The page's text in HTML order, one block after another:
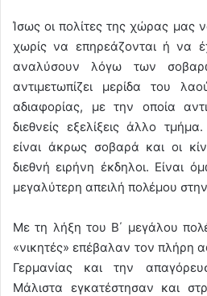
Ίσως οι πολίτες της χώρας μας
χωρίς να επηρεάζονται ή να
αναλύσουν λόγω των
αντιμετωπίζει μερίδα του
αδιαφορίας, με την οποία
διεθνείς εξελίξεις άλλο
είναι άκρως σοβαρά και οι
διεθνή ειρήνη έκδηλοι. Είναι
μεγαλύτερη απειλή πολέμου
Με τη λήξη του Β΄ μεγάλου
«νικητές» επέβαλαν τον πλήρη
Γερμανίας και την
Μάλιστα εγκατέστησαν και